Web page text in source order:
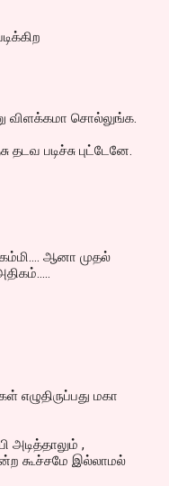
விளக்கமா சொல்லுங்க.
படிச்சு புட்டேனே.
ஆனா முதல்
மகா
அடித்தாலும் ,
கூச்சமே இல்லாமல்